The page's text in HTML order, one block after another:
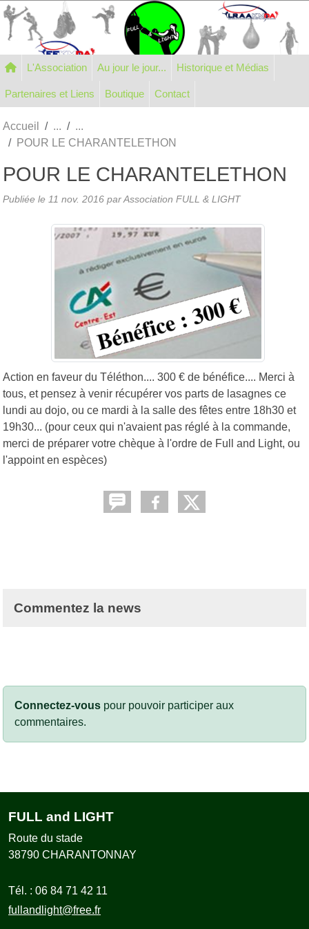
L'Association Au jour le jour... Historique et Médias
Partenaires et Liens Boutique Contact
Accueil
POUR LE CHARANTELETHON
POUR LE CHARANTELETHON
Publiée le 11 nov. 2016 par Association FULL & LIGHT
Action en faveur du Téléthon.... 300 € de bénéfice.... Merci à
tous, et pensez à venir récupérer vos parts de lasagnes ce
lundi au dojo, ou ce mardi à la salle des fêtes entre 18h30 et
19h30... (pour ceux qui n'avaient pas réglé à la commande,
merci de préparer votre chèque à l'ordre de Full and Light, ou
l'appoint en espèces)
Commentez la news
Connectez-vous pour pouvoir participer aux
commentaires.
FULL and LIGHT
Route du stade
38790 CHARANTONNAY
Tél. : 06 84 71 42 11
fullandlight@free.fr
Panneau de gestion des cookies